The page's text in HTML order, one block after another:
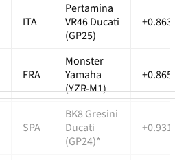
ITA
Pertamina
VR46 Ducati
(GP25)
FRA
Monster
Yamaha
(YZR-M1)
SPA
BK8 Gresini
Ducati
(GP24)*